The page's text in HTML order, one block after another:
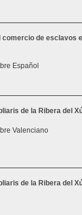
de esclavos
Español
de la Ribera del
Valenciano
de la Ribera del